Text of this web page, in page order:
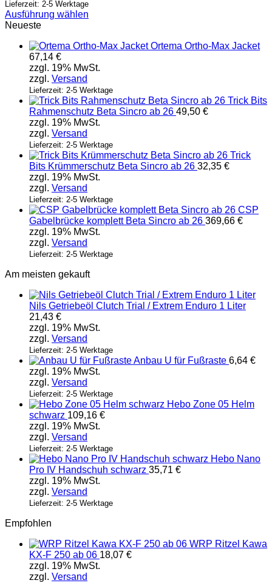
Lieferzeit: 2-5 Werktage
Ausführung wählen
Dieses
weist
mehrere
Varianten
Optionen
können
Produktseite
gewählt
werden
Neueste
Ortema Ortho-Max Jacket
67,14 €
zzgl. 19% MwSt.
zzgl. Versand
Lieferzeit: 2-5 Werktage
Trick Bits
Rahmenschutz Beta Sincro ab 26 49,50 €
zzgl. 19% MwSt.
zzgl. Versand
Lieferzeit: 2-5 Werktage
Trick
Bits Krümmerschutz Beta Sincro ab 26 32,35 €
zzgl. 19% MwSt.
zzgl. Versand
Lieferzeit: 2-5 Werktage
CSP
Gabelbrücke komplett Beta Sincro ab 26 369,66 €
zzgl. 19% MwSt.
zzgl. Versand
Lieferzeit: 2-5 Werktage
Am meisten gekauft
Nils Getriebeöl Clutch Trial / Extrem Enduro 1 Liter
21,43 €
zzgl. 19% MwSt.
zzgl. Versand
Lieferzeit: 2-5 Werktage
Anbau U für Fußraste 6,64 €
zzgl. 19% MwSt.
zzgl. Versand
Lieferzeit: 2-5 Werktage
Hebo Zone 05 Helm
schwarz 109,16 €
zzgl. 19% MwSt.
zzgl. Versand
Lieferzeit: 2-5 Werktage
Hebo Nano
Pro IV Handschuh schwarz 35,71 €
zzgl. 19% MwSt.
zzgl. Versand
Lieferzeit: 2-5 Werktage
Empfohlen
WRP Ritzel Kawa
KX-F 250 ab 06 18,07 €
zzgl. 19% MwSt.
zzgl. Versand